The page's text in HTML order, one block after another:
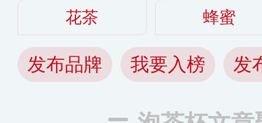
花茶 蜂蜜
发布品牌 我要入榜 发